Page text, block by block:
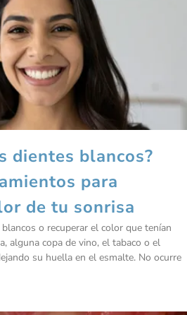
dientes blancos?
para
de tu sonrisa
o recuperar el color que tenían
alguna copa de vino, el tabaco o el
su huella en el esmalte. No ocurre